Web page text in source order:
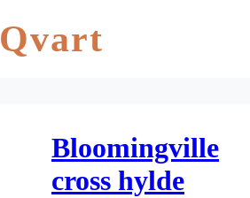
Qvart
Bloomingville
cross hylde